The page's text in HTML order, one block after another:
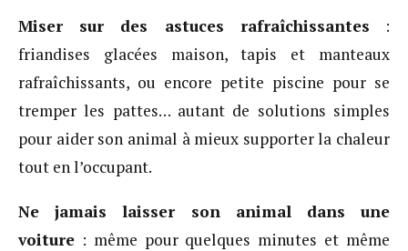
Miser sur des astuces rafraîchissantes :
friandises glacées maison, tapis et manteaux
rafraîchissants, ou encore petite piscine pour se
tremper les pattes… autant de solutions simples
pour aider son animal à mieux supporter la chaleur
tout en l’occupant.
Ne jamais laisser son animal dans une
voiture : même pour quelques minutes et même